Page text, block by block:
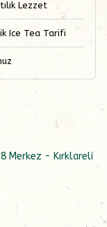
Lezzet
Ice Tea Tarifi
Merkez - Kırklareli